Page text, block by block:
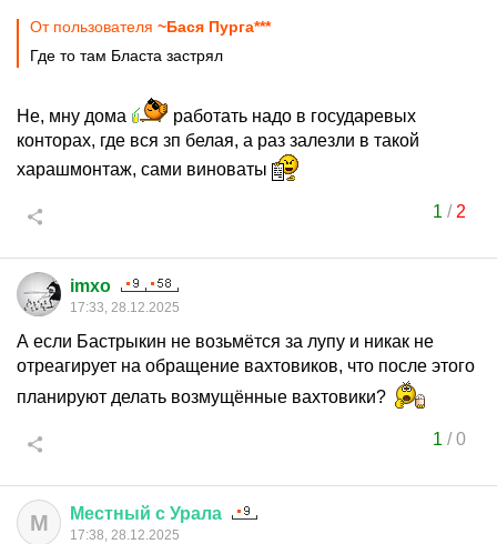
От пользователя ~Бася Пурга***
Где то там Бласта застрял
Не, мну дома
работать надо в государевых
конторах, где вся зп белая, а раз залезли в такой
харашмонтаж, сами виноваты
1 / 2
imxo
17:33, 28.12.2025
А если Бастрыкин не возьмётся за лупу и никак не
отреагирует на обращение вахтовиков, что после этого
планируют делать возмущённые вахтовики?
1 /0
М Местный с Урала
17:38, 28.12.2025